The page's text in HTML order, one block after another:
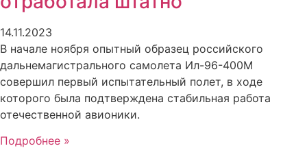
14.11.2023
В начале ноября опытный образец российского
дальнемагистрального самолета Ил-96-400М
совершил первый испытательный полет, в ходе
которого была подтверждена стабильная работа
отечественной авионики.
Подробнее »